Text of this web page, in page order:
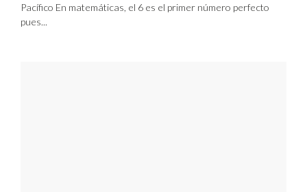
Pacífico En matemáticas, el 6 es el primer número perfecto
pues...